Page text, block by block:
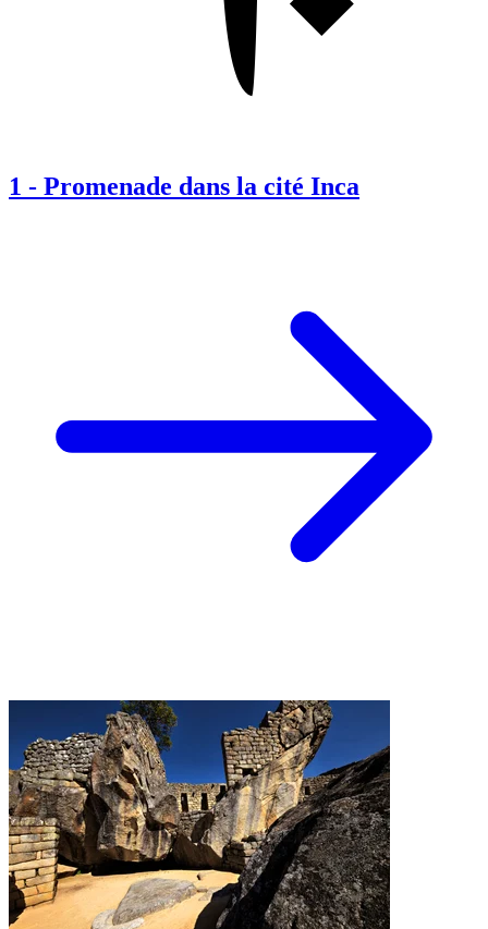
1 - Promenade dans la cité Inca